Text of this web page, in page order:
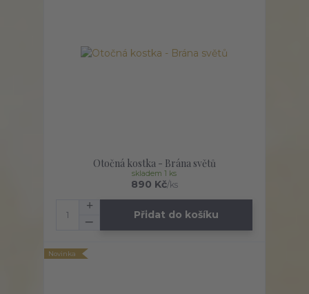
Otočná kostka - Brána světů
890 Kč/ks
skladem 1 ks
Přidat do košíku
Novinka